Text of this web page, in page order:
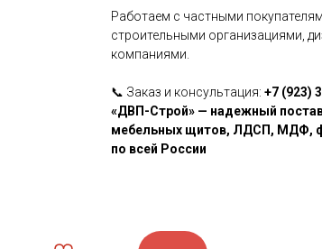
Работаем с частными
строительными организациями,
компаниями.
📞 Заказ и консультация: +7 (923)
«ДВП-Строй» — надежный
мебельных щитов, ЛДСП, МДФ,
по всей России